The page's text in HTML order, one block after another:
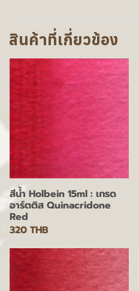
สินค้าที่เกี่ยวข้อง
สีน้ำ Holbein 15ml : เกรด
อาร์ตติส Quinacridone
Red
320 THB